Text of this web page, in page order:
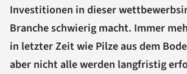
Investitionen in dieser
Branche schwierig macht. Immer
in letzter Zeit wie Pilze aus dem
aber nicht alle werden langfristig